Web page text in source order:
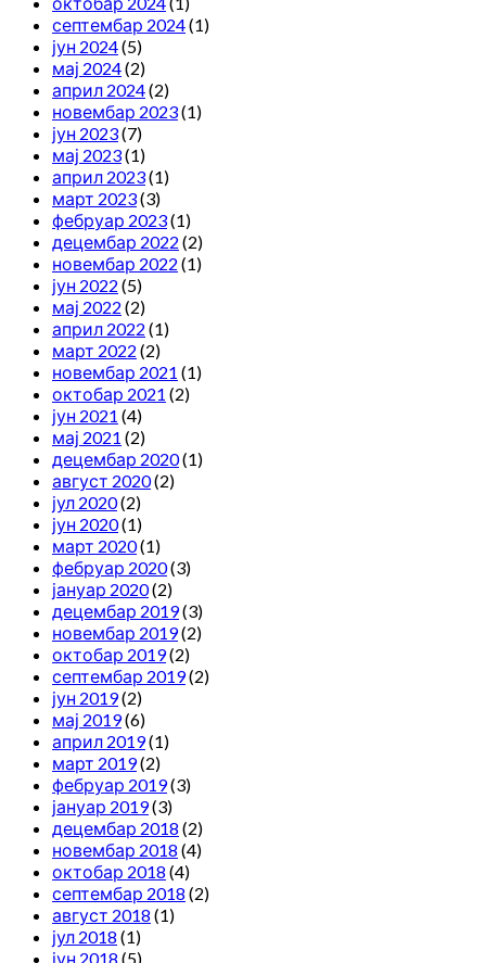
септембар 2024(1)
јун 2024(5)
мај 2024(2)
април 2024(2)
новембар 2023(1)
јун 2023(7)
мај 2023(1)
април 2023(1)
март 2023(3)
фебруар 2023(1)
децембар 2022 (2)
новембар 2022 (1)
јун 2022 (5)
мај 2022 (2)
април 2022 (1)
март 2022 (2)
новембар 2021 (1)
октобар 2021 (2)
јун 2021 (4)
мај 2021 (2)
децембар 2020(1)
август 2020(2)
јул 2020(2)
јун 2020(1)
март 2020(1)
фебруар 2020(3)
јануар 2020(2)
децембар 2019(3)
новембар 2019(2)
октобар 2019(2)
септембар 2019(2)
јун 2019(2)
мај 2019(6)
април 2019(1)
март 2019(2)
фебруар 2019(3)
јануар 2019(3)
децембар 2018 (2)
новембар 2018 (4)
октобар 2018 (4)
септембар 2018 (2)
август 2018 (1)
јул 2018 (1)
јун 2018 (5)